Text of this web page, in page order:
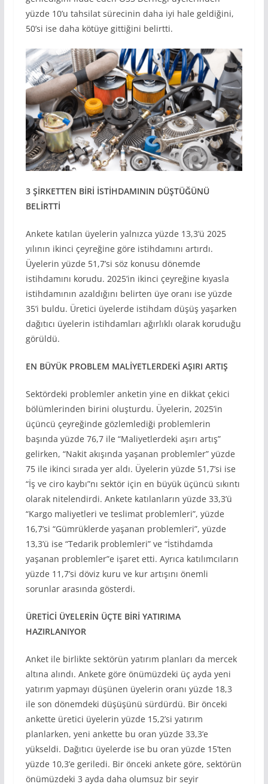
yüzde 10’u tahsilat sürecinin daha iyi hale geldiğini,
50’si ise daha kötüye gittiğini belirtti.
3 ŞİRKETTEN BİRİ İSTİHDAMININ DÜŞTÜĞÜNÜ
BELİRTTİ
Ankete katılan üyelerin yalnızca yüzde 13,3’ü 2025
yılının ikinci çeyreğine göre istihdamını artırdı.
Üyelerin yüzde 51,7’si söz konusu dönemde
istihdamını korudu. 2025’in ikinci çeyreğine kıyasla
istihdamının azaldığını belirten üye oranı ise yüzde
35’i buldu. Üretici üyelerde istihdam düşüş yaşarken
dağıtıcı üyelerin istihdamları ağırlıklı olarak koruduğu
görüldü.
EN BÜYÜK PROBLEM MALİYETLERDEKİ AŞIRI ARTIŞ
Sektördeki problemler anketin yine en dikkat çekici
bölümlerinden birini oluşturdu. Üyelerin, 2025’in
üçüncü çeyreğinde gözlemlediği problemlerin
başında yüzde 76,7 ile “Maliyetlerdeki aşırı artış”
gelirken, “Nakit akışında yaşanan problemler” yüzde
75 ile ikinci sırada yer aldı. Üyelerin yüzde 51,7’si ise
“İş ve ciro kaybı”nı sektör için en büyük üçüncü sıkıntı
olarak nitelendirdi. Ankete katılanların yüzde 33,3’ü
“Kargo maliyetleri ve teslimat problemleri”, yüzde
16,7’si “Gümrüklerde yaşanan problemleri”, yüzde
13,3’ü ise “Tedarik problemleri” ve “İstihdamda
yaşanan problemler”e işaret etti. Ayrıca katılımcıların
yüzde 11,7’si döviz kuru ve kur artışını önemli
sorunlar arasında gösterdi.
ÜRETİCİ ÜYELERİN ÜÇTE BİRİ YATIRIMA
HAZIRLANIYOR
Anket ile birlikte sektörün yatırım planları da mercek
altına alındı. Ankete göre önümüzdeki üç ayda yeni
yatırım yapmayı düşünen üyelerin oranı yüzde 18,3
ile son dönemdeki düşüşünü sürdürdü. Bir önceki
ankette üretici üyelerin yüzde 15,2’si yatırım
planlarken, yeni ankette bu oran yüzde 33,3’e
yükseldi. Dağıtıcı üyelerde ise bu oran yüzde 15’ten
yüzde 10,3’e geriledi. Bir önceki ankete göre, sektörün
önümüzdeki 3 ayda daha olumsuz bir seyir